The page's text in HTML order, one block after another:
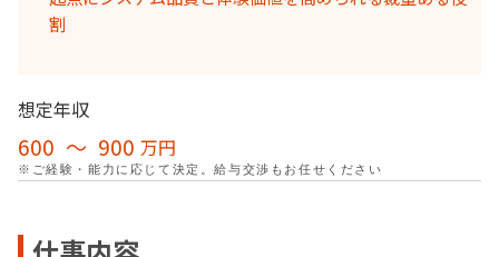
割
想定年収
600 〜 900 万円
※ご経験・能力に応じて決定。給与交渉もお任せください